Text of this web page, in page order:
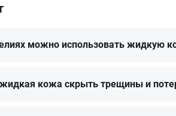
из каталога LeTech соответствует
для окрашивания:
из кожи,
можно использовать жидкую
кожа скрыть трещины и